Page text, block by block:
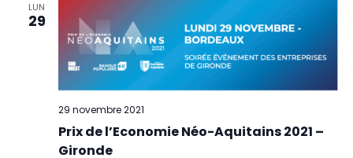
LUN
29
29 novembre 2021
Prix de l’Economie Néo-Aquitains 2021 –
Gironde